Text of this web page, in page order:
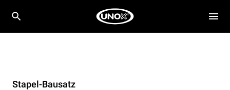
Stapel-Bausatz